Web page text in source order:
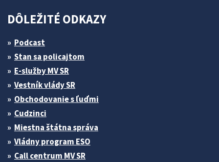
DÔLEŽITÉ ODKAZY
Podcast
Stan sa policajtom
E-služby MV SR
Vestník vlády SR
Obchodovanie s ľuďmi
Cudzinci
Miestna štátna správa
Vládny program ESO
Call centrum MV SR